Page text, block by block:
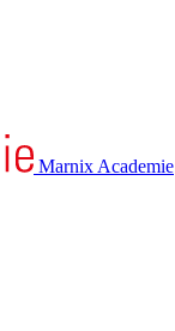
Marnix Academie